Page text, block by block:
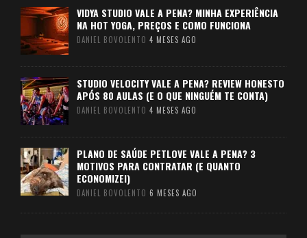
VIDYA STUDIO VALE A PENA? MINHA EXPERIÊNCIA
NA HOT YOGA, PREÇOS E COMO FUNCIONA
DANIEL BOVOLENTO 4 MESES AGO
STUDIO VELOCITY VALE A PENA? REVIEW HONESTO
APÓS 80 AULAS (E O QUE NINGUÉM TE CONTA)
DANIEL BOVOLENTO 4 MESES AGO
PLANO DE SAÚDE PETLOVE VALE A PENA? 3
MOTIVOS PARA CONTRATAR (E QUANTO
ECONOMIZEI)
DANIEL BOVOLENTO 6 MESES AGO